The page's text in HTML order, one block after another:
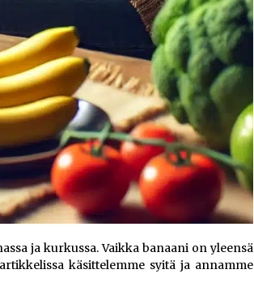
ja kurkussa. Vaikka banaani on yleensä
käsittelemme syitä ja annamme